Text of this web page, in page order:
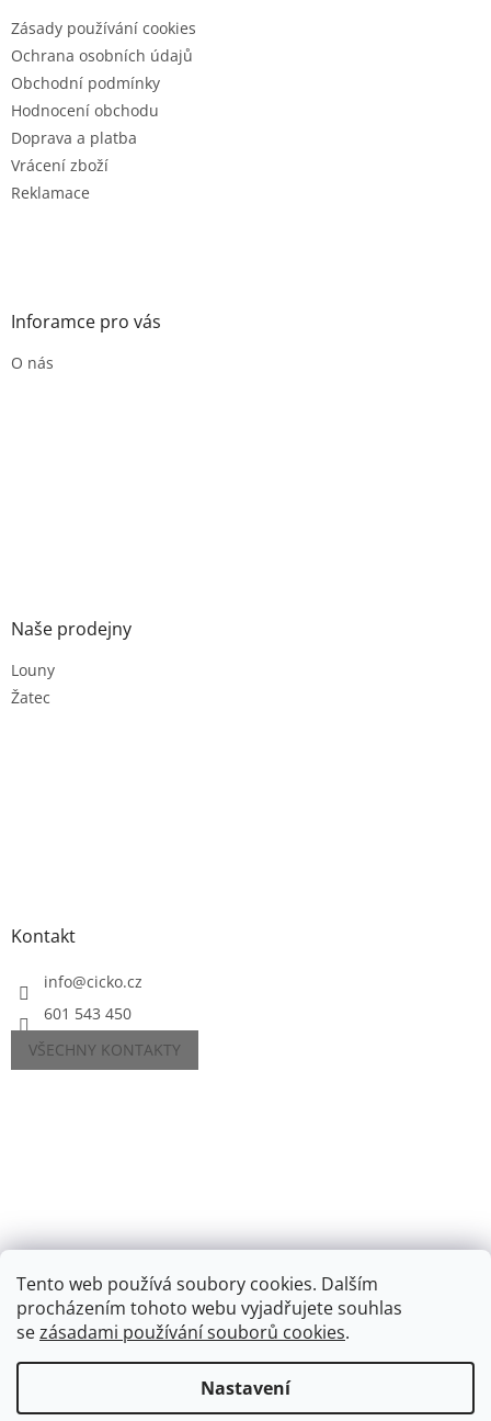
Tento web používá soubory cookies. Dalším
procházením tohoto webu vyjadřujete souhlas
sezásadami používání souborů cookies.
Nastavení
Zásady používání cookies
Ochrana osobních údajů
Obchodní podmínky
Hodnocení obchodu
Doprava a platba
Vrácení zboží
Reklamace
Inforamce pro vás
O nás
Naše prodejny
Louny
Žatec
Kontakt
info@cicko.cz
601 543 450
VŠECHNY KONTAKTY